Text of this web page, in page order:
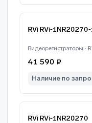
RVi RVi-
Видеорегистраторы ·
41 590 ₽
Наличие по
RVi RVi-1NR20270